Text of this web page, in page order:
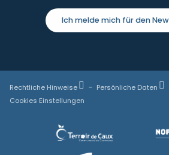
Ich melde mich für den
Rechtliche Hinweise Persönliche Daten
Cookies Einstellungen